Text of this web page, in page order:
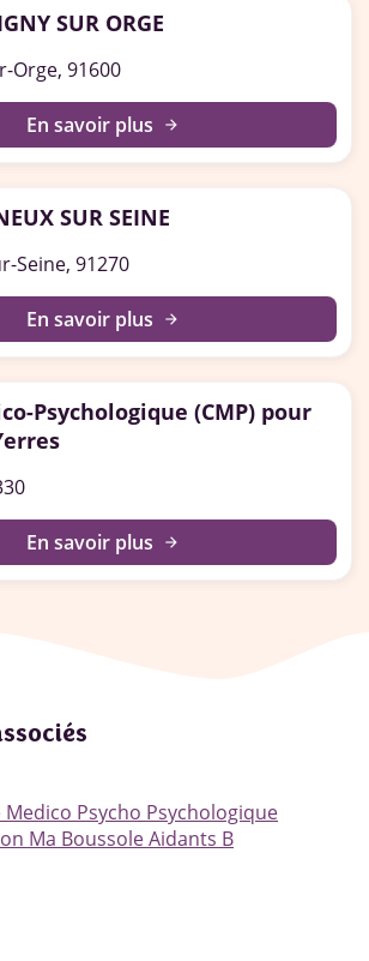
SUR ORGE
Orge, 91600
En savoir plus arrow_forward
SUR SEINE
Seine, 91270
En savoir plus arrow_forward
Psychologique (CMP) pour
En savoir plus arrow_forward